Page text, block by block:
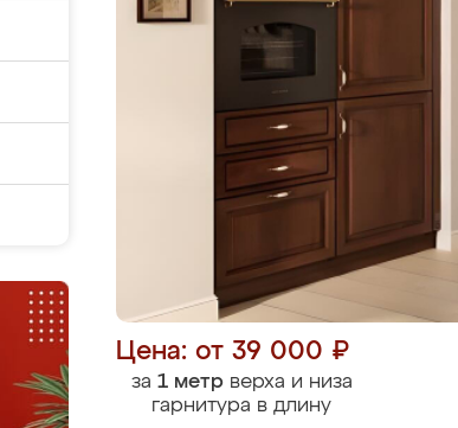
Цена: от 39 000 ₽
за 1 метрверха и низа
гарнитура в длину